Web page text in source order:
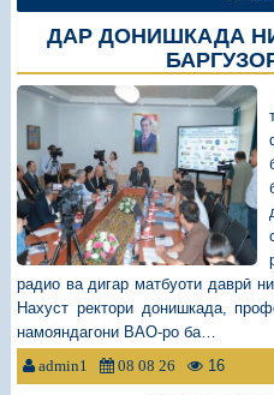
ДАР ДОНИШКАДА
радио ва дигар матбуоти даврӣ
Нахуст ректори донишкада,
намояндагони ВАО-ро ба…
admin1 08 08 26 16